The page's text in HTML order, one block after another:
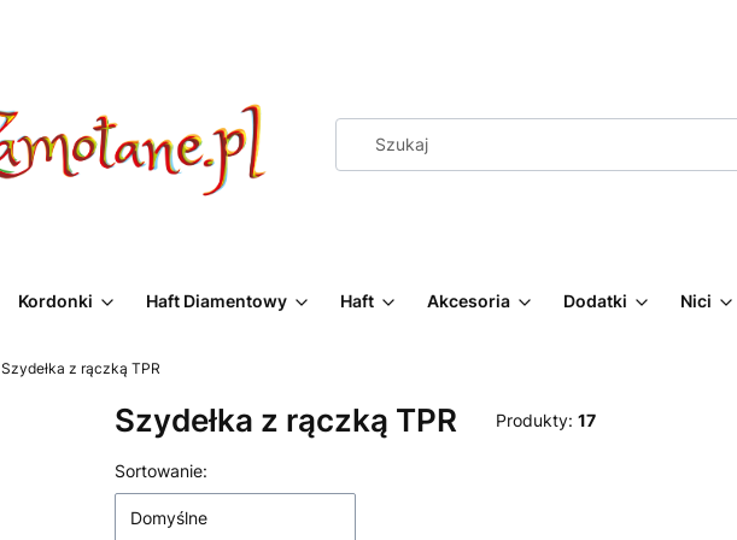
Kordonki Haft Diamentowy Haft Akcesoria Dodatki Nici
Szydełka z rączką TPR
Szydełka z rączką TPR Produkty: 17
Lista produktów
Sortowanie:
Domyślne